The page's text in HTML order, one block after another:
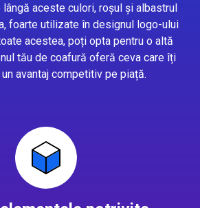
lângă aceste culori, roșul și albastrul
foarte utilizate în designul logo-ului
acestea, poți opta pentru o altă
tău de coafură oferă ceva care îți
avantaj competitiv pe piață.